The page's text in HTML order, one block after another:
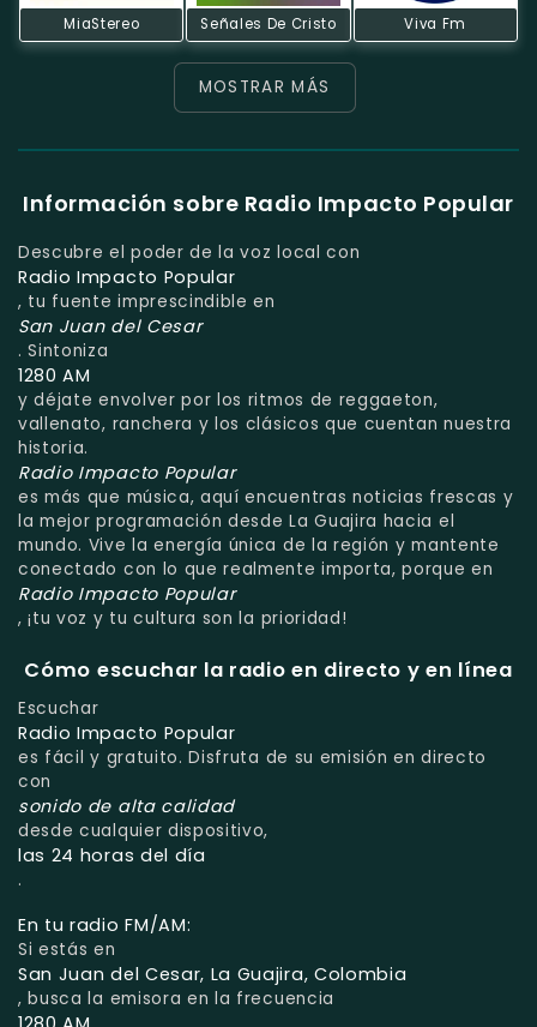
MiaStereo Señales De Cristo Viva Fm
MOSTRAR MÁS
Información sobre Radio Impacto Popular
Descubre el poder de la voz local con
Radio Impacto Popular
, tu fuente imprescindible en
San Juan del Cesar
. Sintoniza
1280 AM
y déjate envolver por los ritmos de reggaeton,
vallenato, ranchera y los clásicos que cuentan nuestra
historia.
Radio Impacto Popular
es más que música, aquí encuentras noticias frescas y
la mejor programación desde La Guajira hacia el
mundo. Vive la energía única de la región y mantente
conectado con lo que realmente importa, porque en
Radio Impacto Popular
, ¡tu voz y tu cultura son la prioridad!
Cómo escuchar la radio en directo y en línea
Escuchar
Radio Impacto Popular
es fácil y gratuito. Disfruta de su emisión en directo
con
sonido de alta calidad
desde cualquier dispositivo,
las 24 horas del día
.
En tu radio FM/AM:
Si estás en
San Juan del Cesar, La Guajira, Colombia
, busca la emisora en la frecuencia